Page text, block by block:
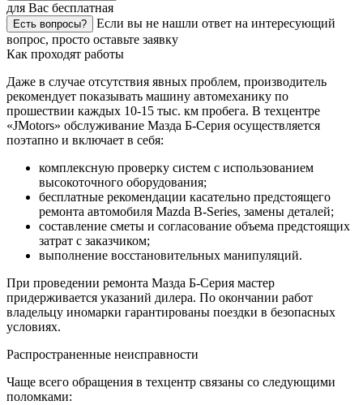
для Вас бесплатная
Есть вопросы?
Если вы не нашли ответ на интересующий
вопрос, просто оставьте заявку
Как проходят работы
Даже в случае отсутствия явных проблем, производитель
рекомендует показывать машину автомеханику по
прошествии каждых 10-15 тыс. км пробега. В техцентре
«JMotors» обслуживание Мазда Б-Серия осуществляется
поэтапно и включает в себя:
комплексную проверку систем с использованием
высокоточного оборудования;
бесплатные рекомендации касательно предстоящего
ремонта автомобиля Mazda B-Series, замены деталей;
составление сметы и согласование объема предстоящих
затрат с заказчиком;
выполнение восстановительных манипуляций.
При проведении ремонта Мазда Б-Серия мастер
придерживается указаний дилера. По окончании работ
владельцу иномарки гарантированы поездки в безопасных
условиях.
Распространенные неисправности
Чаще всего обращения в техцентр связаны со следующими
поломками: